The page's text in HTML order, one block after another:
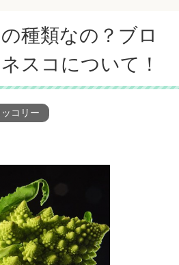
種類なの？ブロ
スコについて！
コリー